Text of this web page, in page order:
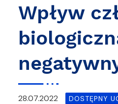
Wpływ
28.07.2022 DOSTĘPNY